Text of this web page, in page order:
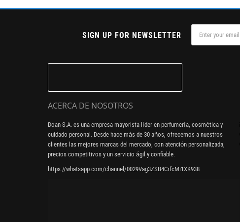
SIGN UP FOR NEWSLETTER
ACERCA DE NOSOTROS
Doan S.A. es una empresa mayorista líder en perfumería, cosmética y
cuidado personal. Desde hace más de 30 años, ofrecemos a nuestros
clientes las mejores marcas del mercado, con atención personalizada,
precios competitivos y un servicio ágil y confiable.
https://whatsapp.com/channel/0029Vag3ZSB4CrfcMi1XK938